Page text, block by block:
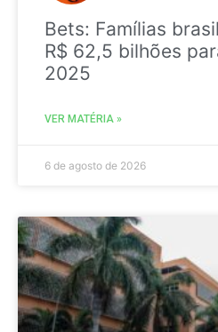
Bets: Famílias
R$ 62,5 bilhões
2025
VER MATÉRIA »
6 de agosto de 2026